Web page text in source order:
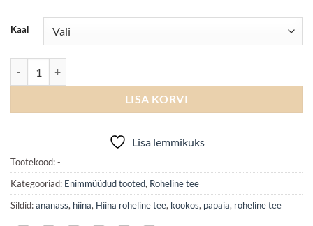
Kaal
LISA KORVI
Lisa lemmikuks
Tootekood:-
Kategooriad: Enimmüüdud tooted, Roheline tee
Sildid:ananass, hiina, Hiina roheline tee, kookos, papaia, roheline tee